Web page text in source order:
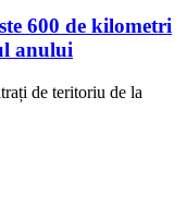
600 de kilometri
anului
de teritoriu de la